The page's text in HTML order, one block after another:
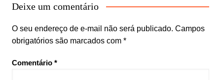
Deixe um comentário
O seu endereço de e-mail não será publicado. Campos
obrigatórios são marcados com *
Comentário *